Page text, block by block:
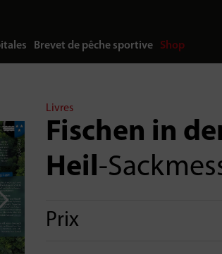
Brevet de pêche sportive Shop
Livres
Fischen in
Heil-
Prix